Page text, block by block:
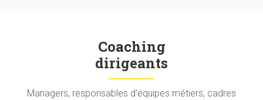
Coaching
dirigeants
Managers, responsables d'équipes métiers, cadres